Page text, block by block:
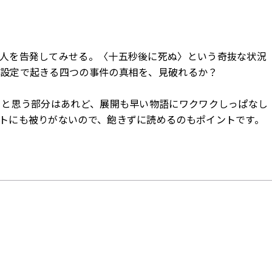
を告発してみせる。〈十五秒後に死ぬ〉という奇抜な状況
定で起きる四つの事件の真相を、見破れるか？
思う部分はあれど、展開も早い物語にワクワクしっぱなし
も被りがないので、飽きずに読めるのもポイントです。